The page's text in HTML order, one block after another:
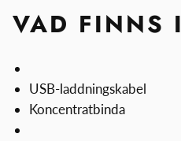
VAD FINNS
USB-laddningskabel
Koncentratbinda